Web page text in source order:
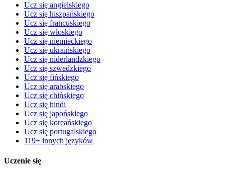
Ucz się angielskiego
Ucz się hiszpańskiego
Ucz się francuskiego
Ucz się włoskiego
Ucz się niemieckiego
Ucz się ukraińskiego
Ucz się niderlandzkiego
Ucz się szwedzkiego
Ucz się fińskiego
Ucz się arabskiego
Ucz się chińskiego
Ucz się hindi
Ucz się japońskiego
Ucz się koreańskiego
Ucz się portugalskiego
119+ innych języków
Uczenie się